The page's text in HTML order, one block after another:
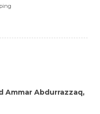
Ammar Abdurrazzaq,